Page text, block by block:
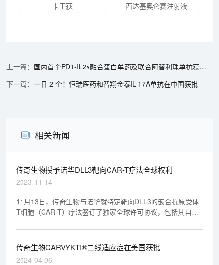
卡卫荻 西达基奥仑赛注射液
国内首个PD1-IL2v融合蛋白单药及联合阿替利珠单抗获得FDA临床试验批准
一日 2 个！恒瑞医药和智翔金泰IL-17A单抗在中国获批
相关新闻
传奇生物授予诺华DLL3靶向CAR-T疗法全球权利
2023-11-14
11月13日，传奇生物与诺华就特定靶向DLL3的嵌合抗原受体
T细胞（CAR-T）疗法签订了独家全球许可协议，包括其自体
造和商业化这些细胞疗法的全球独家权利，也可将其T-Charge
平台应用于LB2102的生产。
传奇生物CARVYKTI®二线适应症在美国获批
2024-04-06